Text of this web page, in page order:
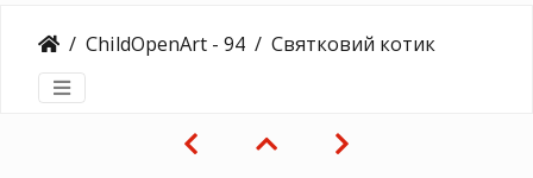
ChildOpenArt - 94 Святковий котик